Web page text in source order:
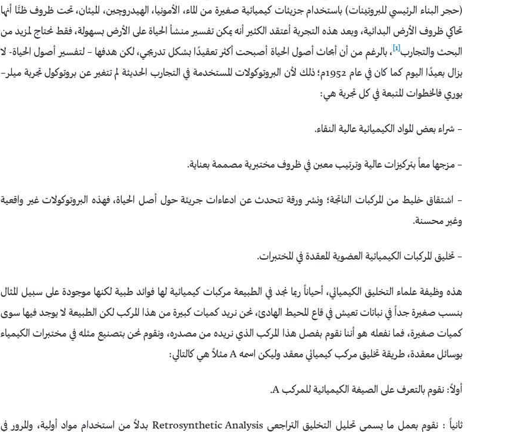
(حجر البناء الرئيسي للبروتينات) باستخدام جزيئات كيميائية صغيرة من الماء، الأمونيا، الهيدروچين، الميثان، تحت ظروف ظنَّا أنها
تحاكي ظروف الأرض البدائية، وبعد هذه التجربة أعتقد الكثير أنه يمكن تفسير منشأ الحياة على الأرض بسهولة، فقط نحتاج لمزيد من
البحث والتجارب[1] ، بالرغم من أن أبحاث أصول الحياة أصبحت أكثر تعقيدًا بشكل تدريجي، لكن هدفها – لتفسير أصول الحياة- لا
يزال بعيدًا اليوم كما كان في عام 1952م؛ ذلك لأن البروتوكولات المستخدمة في التجارب الحديثة لم تتغير عن بروتوكول تجربة ميلر–
يوري فالخطوات المتبعة في كل تجربة هي:
– شراء بعض المواد الكيميائية عالية النقاء.
– مزجها معاً بتركيزات عالية وترتيب معين في ظروف مختبرية مصممة بعناية.
– اشتقاق خليط من المركبات الناتجة؛ ونشر ورقة تتحدث عن ادعاءات جريئة حول أصل الحياة، فهذه البروتوكولات غير واقعية
وغير محسنة.
– تخليق المركبات الكيميائية العضوية المعقدة في المختبرات.
هذه وظيفة علماء التخليق الكيميائي، أحياناً ربما نجد في الطبيعة مركبات كيميائية لها فوائد طبية لكنها موجودة على سبيل المثال
بنسب صغيرة جداً في نباتات تعيش في قاع المحيط الهادئ، نحن نريد كميات كبيرة من هذا المركب لكن الطبيعة لا يوجد فيها سوى
كميات صغيرة، فما نفعله هو أننا نقوم بفصل هذا المركب الذي نريده من مصدره، ونقوم نحن بتصنيع مثله في مختبرات الكيمياء
بوسائل معقدة، طريقة تخليق مركب كيميائي معقد وليكن اسمه A مثلاً هي كالتالي:
أولاً: نقوم بالتعرف على الصيغة الكيميائية للمركب A.
ثانياً : نقوم بعمل ما يسمى تحليل التخليق التراجعي Retrosynthetic Analysis بدلاً من استخدام مواد أولية، والمرور في